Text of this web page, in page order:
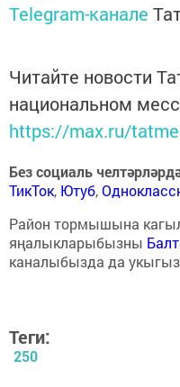
Telegram-канале
Читайте новости
национальном
https://max.ru/
Без социаль
ТикТок, Ютуб,
Район тормышына
яңалыкларыбызны
каналыбызда да
Теги:
250